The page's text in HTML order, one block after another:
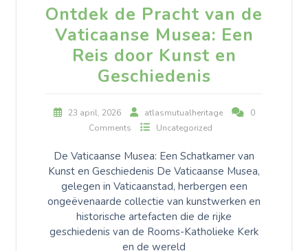
Ontdek de Pracht van de
Vaticaanse Musea: Een
Reis door Kunst en
Geschiedenis
23 april, 2026 atlasmutualheritage
0
Comments
Uncategorized
De Vaticaanse Musea: Een Schatkamer van
Kunst en Geschiedenis De Vaticaanse Musea,
gelegen in Vaticaanstad, herbergen een
ongeëvenaarde collectie van kunstwerken en
historische artefacten die de rijke
geschiedenis van de Rooms-Katholieke Kerk
en de wereld